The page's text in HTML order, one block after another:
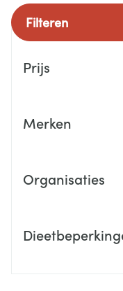
Filteren
Prijs
Merken
Organisaties